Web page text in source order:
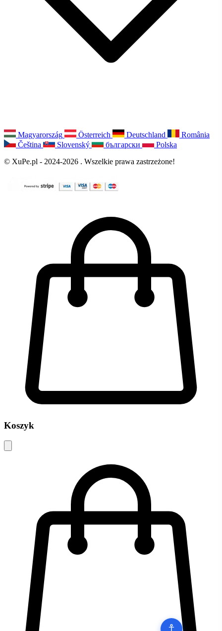
Magyarország Österreich Deutschland
România
Čeština
Slovenský български
Polska
© XuPe.pl - 2024-2026 . Wszelkie prawa zastrzeżone!
Koszyk